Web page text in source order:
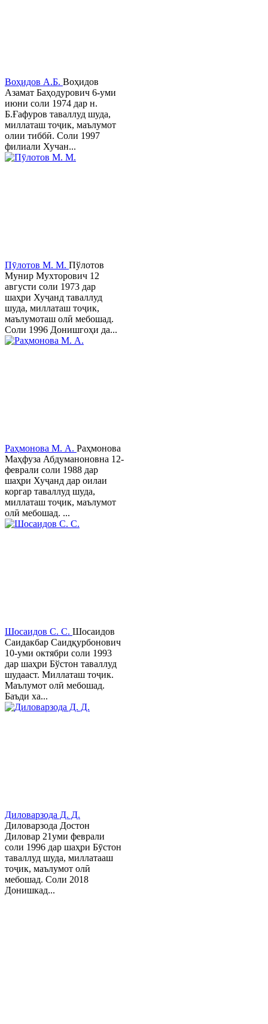
Воҳидов А.Б. Воҳидов
Азамат Баҳодурович 6-уми
июни соли 1974 дар н.
Б.Ғафуров таваллуд шуда,
миллаташ тоҷик, маълумот
олии тиббӣ. Соли 1997
филиали Хучан...
Пӯлотов М. М. Пўлотов
Мунир Мухторович 12
августи соли 1973 дар
шаҳри Хуҷанд таваллуд
шуда, миллаташ тоҷик,
маълумоташ олӣ мебошад.
Соли 1996 Донишгоҳи да...
Раҳмонова М. А. Раҳмонова
Маҳфуза Абдуманоновна 12-
феврали соли 1988 дар
шаҳри Хуҷанд дар оилаи
коргар таваллуд шуда,
миллаташ тоҷик, маълумот
олӣ мебошад. ...
Шосаидов С. С. Шосаидов
Саидакбар Саидқурбонович
10-уми октябри соли 1993
дар шаҳри Бўстон таваллуд
шудааст. Миллаташ тоҷик.
Маълумот олӣ мебошад.
Баъди ха...
Диловарзода Д. Д.
Диловарзода Достон
Диловар 21уми феврали
соли 1996 дар шаҳри Бӯстон
таваллуд шуда, миллатааш
тоҷик, маълумот олӣ
мебошад. Соли 2018
Донишкад...